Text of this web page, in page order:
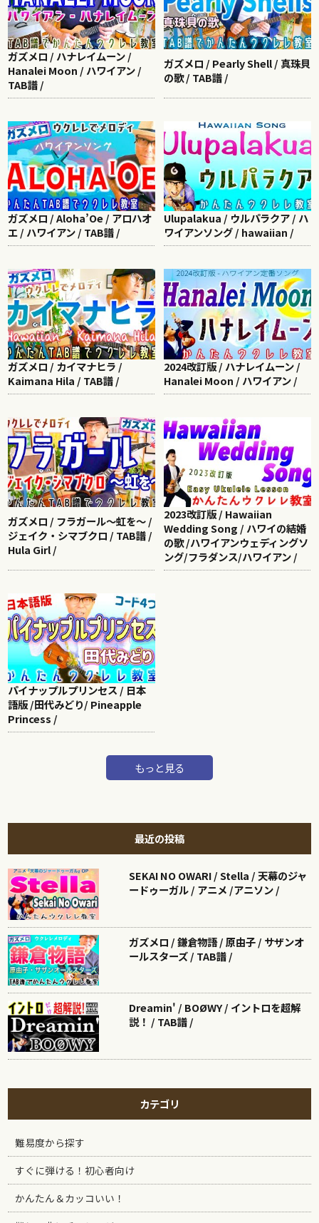
ガズメロ / ハナレイムーン /
Hanalei Moon / ハワイアン /
TAB譜 /
ガズメロ / Pearly Shell / 真珠貝
の歌 / TAB譜 /
ガズメロ / Aloha’Oe / アロハオ
エ / ハワイアン / TAB譜 /
Ulupalakua / ウルパラクア / ハ
ワイアンソング / hawaiian /
ガズメロ / カイマナヒラ /
Kaimana Hila / TAB譜 /
2024改訂版 / ハナレイムーン /
Hanalei Moon / ハワイアン /
ガズメロ / フラガール～虹を～ /
ジェイク・シマブクロ / TAB譜 /
Hula Girl /
2023改訂版 / Hawaiian
Wedding Song / ハワイの結婚
の歌 /ハワイアンウェディングソ
ング/フラダンス/ハワイアン /
パイナップルプリンセス / 日本
語版 /田代みどり/ Pineapple
Princess /
もっと見る
最近の投稿
SEKAI NO OWARI / Stella / 天幕のジャ
ードゥーガル / アニメ /アニソン /
ガズメロ / 鎌倉物語 / 原由子 / サザンオ
ールスターズ / TAB譜 /
Dreamin' / BOØWY / イントロを超解
説！ / TAB譜 /
カテゴリ
難易度から探す
すぐに弾ける！初心者向け
かんたん＆カッコいい！